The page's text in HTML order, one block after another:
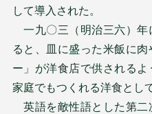
して導入された。
一九〇三（明治三六）年
ると、皿に盛った米飯に
ー」が洋食店で供される
家庭でもつくれる洋食とし
英語を敵性語とした第二